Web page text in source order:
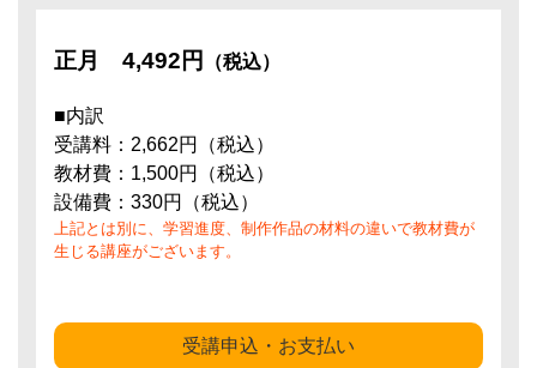
正月 4,492円 （税込）
■内訳
受講料：2,662円（税込）
教材費：1,500円（税込）
設備費：330円（税込）
上記とは別に、学習進度、制作作品の材料の違いで教材費が
生じる講座がございます。
受講申込・お支払い